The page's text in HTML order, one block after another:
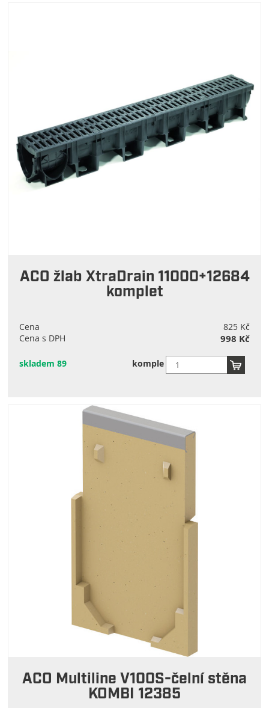
ACO žlab XtraDrain 11000+12684
komplet
Cena
825 Kč
Cena s DPH
998 Kč
skladem 89 komple
ACO Multiline V100S-čelní stěna
KOMBI 12385